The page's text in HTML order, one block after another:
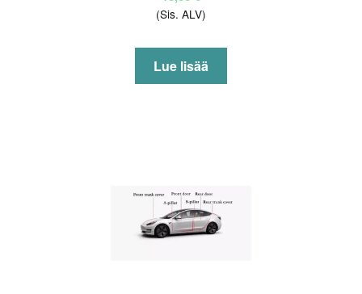
(Sis. ALV)
Lue lisää